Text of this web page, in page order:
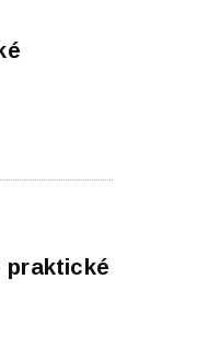
praktické